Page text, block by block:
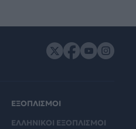
ΕΞΟΠΛΙΣΜΟΙ
ΕΛΛΗΝΙΚΟΙ ΕΞΟΠΛΙΣΜΟΙ